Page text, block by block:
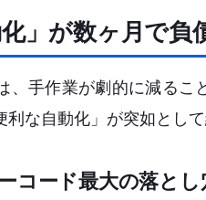
」が数ヶ月で負
、手作業が劇的に減る
な自動化」が突如とし
コード最大の落とし